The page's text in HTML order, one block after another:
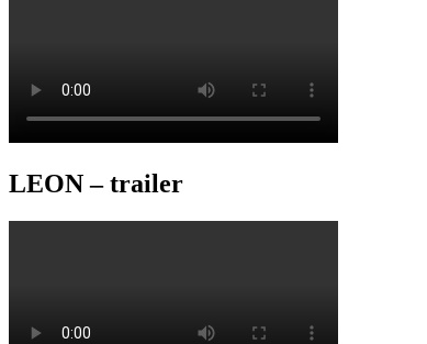
LEON – trailer